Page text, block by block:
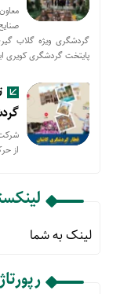
گردشگری ویژه گلاب
پایتخت گردشگری کویری
از
لینک به شما
رپورتاژ